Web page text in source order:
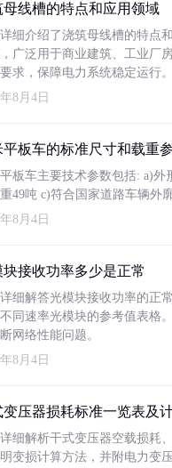
母线槽的特点和应用领域
细介绍了浇筑母线槽的特点
广泛用于商业建筑、工业厂
求，保障电力系统稳定运行。
8月4日
平板车的标准尺寸和载重
板车主要技术参数包括: a)外
49吨 c)符合国家道路车辆外
8月4日
块接收功率多少是正常
细解答光模块接收功率的正
同速率光模块的参考值表格
网络性能问题。
8月4日
变压器损耗标准一览表及
细解析干式变压器空载损耗
变损计算方法，并附电力变